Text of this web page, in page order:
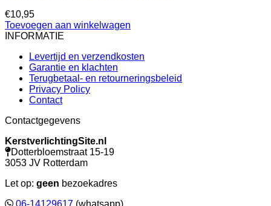
€10,95
Toevoegen aan winkelwagen
INFORMATIE
Levertijd en verzendkosten
Garantie en klachten
Terugbetaal- en retourneringsbeleid
Privacy Policy
Contact
Contactgegevens
KerstverlichtingSite.nl
Dotterbloemstraat 15-19
3053 JV Rotterdam
Let op: geen bezoekadres